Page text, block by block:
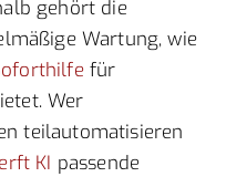
gehört die
Wartung, wie
für
Wer
teilautomatisieren
KI passende